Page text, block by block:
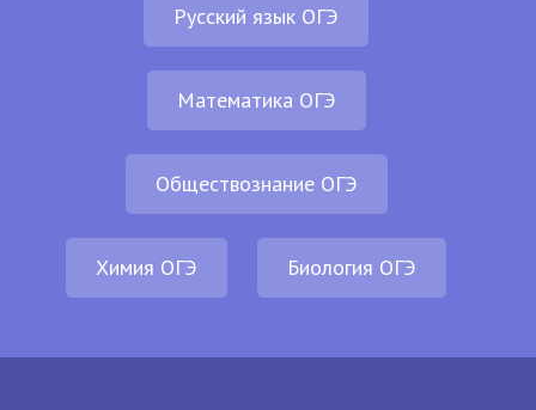
Русский язык ОГЭ
Математика ОГЭ
Обществознание ОГЭ
Химия ОГЭ Биология ОГЭ